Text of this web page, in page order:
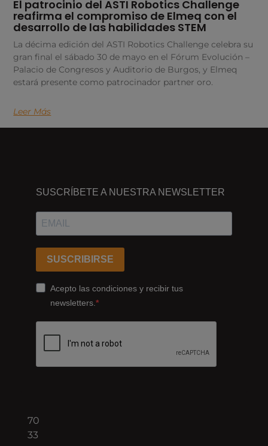
El patrocinio del ASTI Robotics Challenge
reafirma el compromiso de Elmeq con el
desarrollo de las habilidades STEM
La décima edición del ASTI Robotics Challenge celebra su
gran final el sábado 30 de mayo en el Fórum Evolución –
Palacio de Congresos y Auditorio de Burgos, y Elmeq
estará presente como patrocinador partner oro.
Leer Más
ESTAMOS
Passeig
Ferrocarrils
Catalans
178,
Cornellà
Barcelona
70
33
SUSCRÍBETE A NUESTRA NEWSLETTER
SUSCRIBIRSE
Acepto las condiciones y recibir tus
newsletters.